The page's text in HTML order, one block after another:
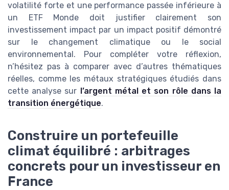
volatilité forte et une performance passée inférieure à
un ETF Monde doit justifier clairement son
investissement impact par un impact positif démontré
sur le changement climatique ou le social
environnemental. Pour compléter votre réflexion,
n’hésitez pas à comparer avec d’autres thématiques
réelles, comme les métaux stratégiques étudiés dans
cette analyse sur l’argent métal et son rôle dans la
transition énergétique.
Construire un portefeuille
climat équilibré : arbitrages
concrets pour un investisseur en
France